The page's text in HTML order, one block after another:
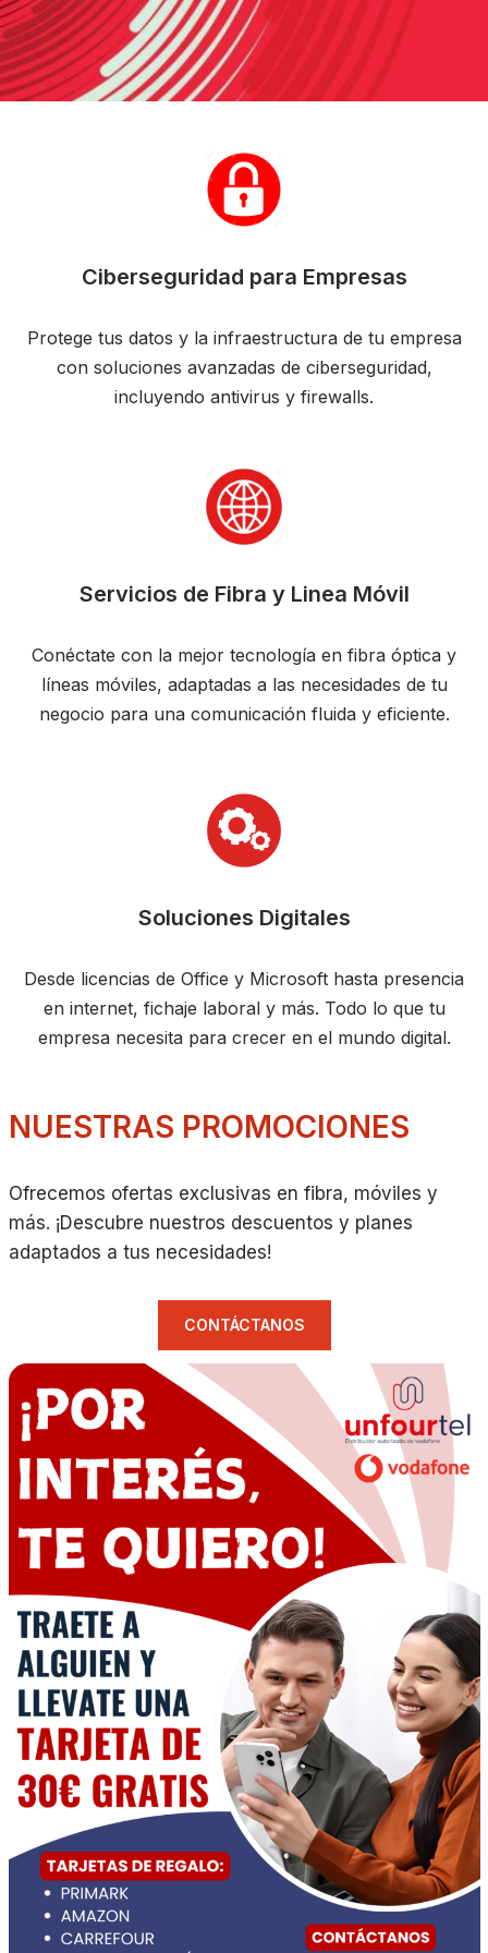
Ciberseguridad para Empresas
Protege tus datos y la infraestructura de tu empresa
con soluciones avanzadas de ciberseguridad,
incluyendo antivirus y firewalls.
Servicios de Fibra y Linea Móvil
Conéctate con la mejor tecnología en fibra óptica y
líneas móviles, adaptadas a las necesidades de tu
negocio para una comunicación fluida y eficiente.
Soluciones Digitales
Desde licencias de Office y Microsoft hasta presencia
en internet, fichaje laboral y más. Todo lo que tu
empresa necesita para crecer en el mundo digital.
NUESTRAS PROMOCIONES
Ofrecemos ofertas exclusivas en fibra, móviles y
más. ¡Descubre nuestros descuentos y planes
adaptados a tus necesidades!
CONTÁCTANOS